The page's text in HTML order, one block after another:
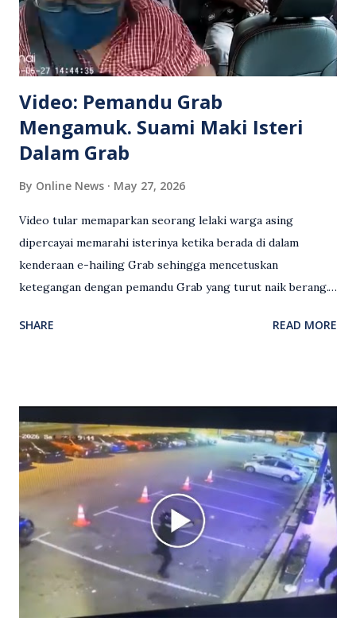
Video: Pemandu Grab
Mengamuk. Suami Maki Isteri
Dalam Grab
By Online News May 27, 2026
Video tular memaparkan seorang lelaki warga asing
dipercayai memarahi isterinya ketika berada di dalam
kenderaan e-hailing Grab sehingga mencetuskan
ketegangan dengan pemandu Grab yang turut naik berang.
antara seorang lelaki warga asing dengan pemandu Grab
Grab bertindak mempertahankan wanita terbabit sebelum
berlaku pertikaman lidah antara kedua-dua pihak. Video
berkenaan kini tular di media sosial dan mendapat pelbagai
reaksi orang ramai. Antara komen orang awam yang tular di
media sosial mengenai insiden tersebut ialah ramai yang
meluahkan rasa marah terhadap tindakan lelaki berkenaan
serta memuji pemandu Grab kerana campur tangan.
Sebahagian netizen turut meminta pihak berkuasa
mengambil tindakan tegas, manakala ada yang bersimpati
terhadap wanita dipercayai menjadi mangs...
SHARE READ MORE